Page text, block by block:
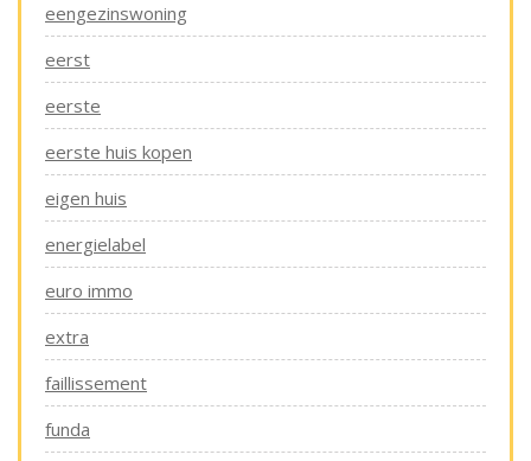
eengezinswoning
eerst
eerste
eerste huis kopen
eigen huis
energielabel
euro immo
extra
faillissement
funda